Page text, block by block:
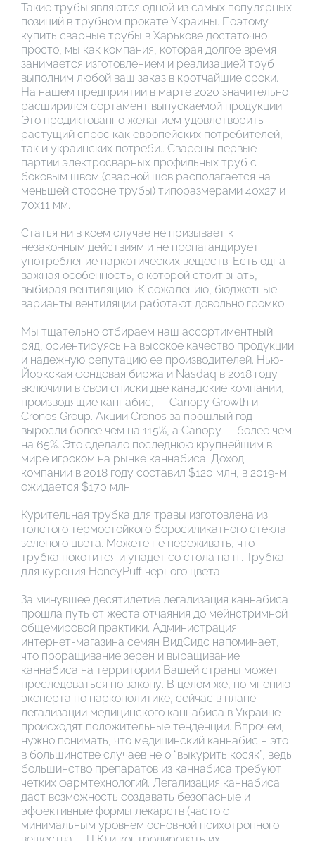
Такие трубы являются одной из самых популярных
позиций в трубном прокате Украины. Поэтому
купить сварные трубы в Харькове достаточно
просто, мы как компания, которая долгое время
занимается изготовлением и реализацией труб
выполним любой ваш заказ в кротчайшие сроки.
На нашем предприятии в марте 2020 значительно
расширился сортамент выпускаемой продукции.
Это продиктованно желанием удовлетворить
растущий спрос как европейских потребителей,
так и украинских потреби.. Сварены первые
партии электросварных профильных труб с
боковым швом (сварной шов располагается на
меньшей стороне трубы) типоразмерами 40х27 и
70х11 мм.
Статья ни в коем случае не призывает к
незаконным действиям и не пропагандирует
употребление наркотических веществ. Есть одна
важная особенность, о которой стоит знать,
выбирая вентиляцию. К сожалению, бюджетные
варианты вентиляции работают довольно громко.
Мы тщательно отбираем наш ассортиментный
ряд, ориентируясь на высокое качество продукции
и надежную репутацию ее производителей. Нью-
Йоркская фондовая биржа и Nasdaq в 2018 году
включили в свои списки две канадские компании,
производящие каннабис, — Canopy Growth и
Cronos Group. Акции Cronos за прошлый год
выросли более чем на 115%, а Canopy — более чем
на 65%. Это сделало последнюю крупнейшим в
мире игроком на рынке каннабиса. Доход
компании в 2018 году составил $120 млн, в 2019-м
ожидается $170 млн.
Курительная трубка для травы изготовлена из
толстого термостойкого боросиликатного стекла
зеленого цвета. Можете не переживать, что
трубка покотится и упадет со стола на п.. Трубка
для курения HoneyPuff черного цвета.
За минувшее десятилетие легализация каннабиса
прошла путь от жеста отчаяния до мейнстримной
общемировой практики. Администрация
интернет-магазина семян ВидСидс напоминает,
что проращивание зерен и выращивание
каннабиса на территории Вашей страны может
преследоваться по закону. В целом же, по мнению
эксперта по наркополитике, сейчас в плане
легализации медицинского каннабиса в Украине
происходят положительные тенденции. Впрочем,
нужно понимать, что медицинский каннабис – это
в большинстве случаев не о “выкурить косяк”, ведь
большинство препаратов из каннабиса требуют
четких фармтехнологий. Легализация каннабиса
даст возможность создавать безопасные и
эффективные формы лекарств (часто с
минимальным уровнем основной психотропного